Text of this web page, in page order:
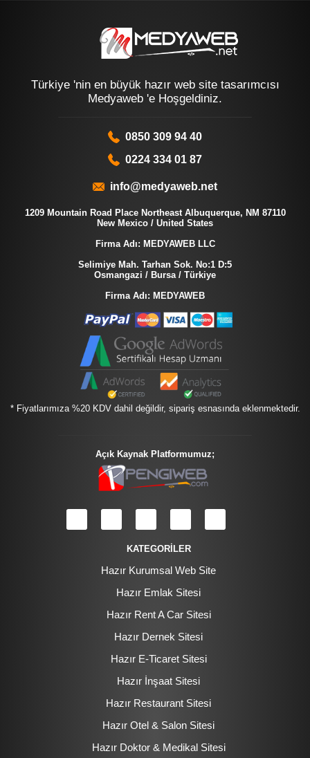
Türkiye 'nin en büyük hazır web site tasarımcısı
Medyaweb 'e Hoşgeldiniz.
0850 309 94 40
0224 334 01 87
info@medyaweb.net
1209 Mountain Road Place Northeast Albuquerque, NM 87110
New Mexico / United States
Firma Adı: MEDYAWEB LLC
Selimiye Mah. Tarhan Sok. No:1 D:5
Osmangazi / Bursa / Türkiye
Firma Adı: MEDYAWEB
* Fiyatlarımıza %20 KDV dahil değildir, sipariş esnasında eklenmektedir.
Açık Kaynak Platformumuz;
KATEGORİLER
Hazır Kurumsal Web Site
Hazır Emlak Sitesi
Hazır Rent A Car Sitesi
Hazır Dernek Sitesi
Hazır E-Ticaret Sitesi
Hazır İnşaat Sitesi
Hazır Restaurant Sitesi
Hazır Otel & Salon Sitesi
Hazır Doktor & Medikal Sitesi